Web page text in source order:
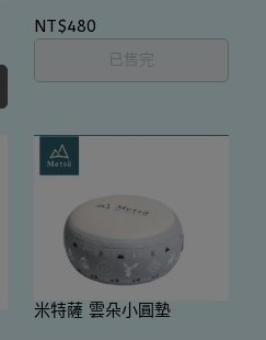
NT$480
已售完
米特薩 雲朵小圓墊